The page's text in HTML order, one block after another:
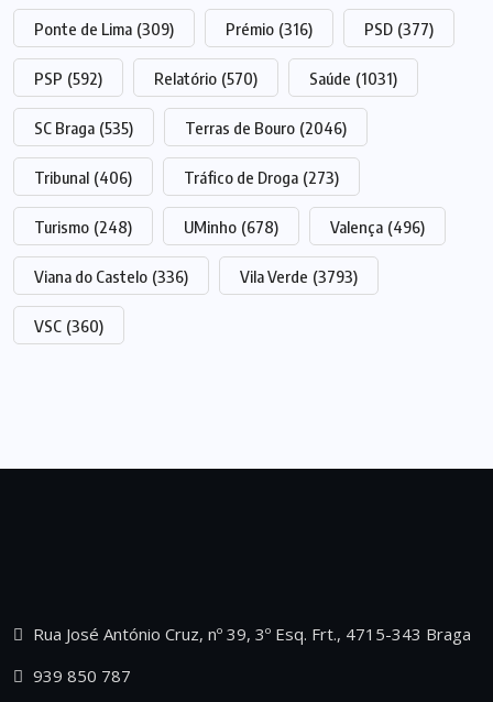
Ponte de Lima (309) Prémio (316) PSD (377)
PSP (592) Relatório (570) Saúde (1031)
SC Braga (535) Terras de Bouro (2046)
Tribunal (406) Tráfico de Droga (273)
Turismo (248) UMinho (678) Valença (496)
Viana do Castelo (336) Vila Verde (3793)
VSC (360)
Rua José António Cruz, nº 39, 3º Esq. Frt., 4715-343 Braga
939 850 787